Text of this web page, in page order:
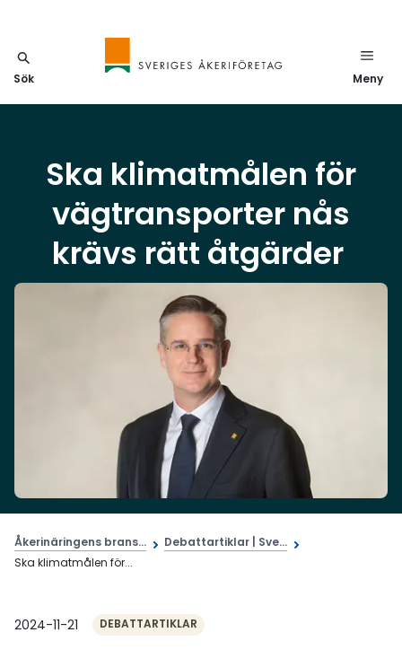
Sök Meny
Ska klimatmålen för
vägtransporter nås
krävs rätt åtgärder
Åkerinäringens brans...
Debattartiklar | Sve...
Ska klimatmålen för...
2024-11-21 DEBATTARTIKLAR